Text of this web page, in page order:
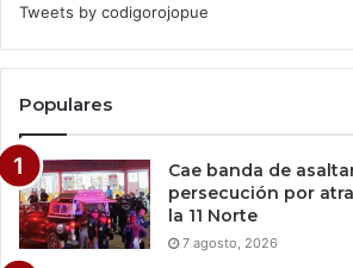
Tweets by codigorojopue
Populares
Cae banda de
persecución por
la 11 Norte
7 agosto, 2026